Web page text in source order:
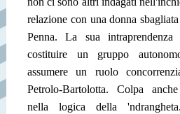
relazione con una donna
Penna. La sua
costituire un gruppo
assumere un ruolo
Petrolo-Bartolotta. Colpa
nella logica della